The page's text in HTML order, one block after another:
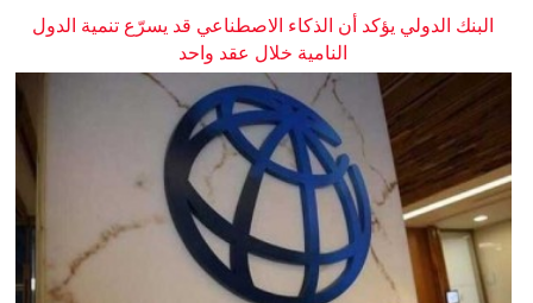
البنك الدولي يؤكد أن الذكاء الاصطناعي قد يسرّع تنمية الدول
النامية خلال عقد واحد